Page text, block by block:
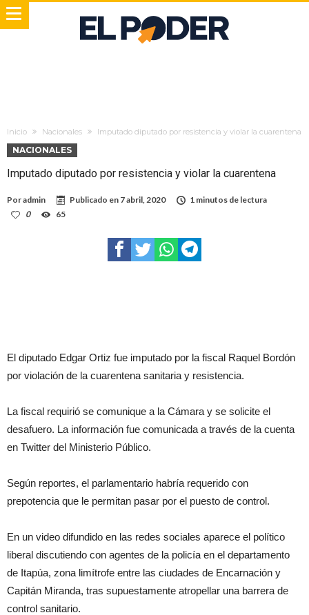
Inicio Nacionales Imputado diputado por resistencia y violar la cuarentena
NACIONALES
Imputado diputado por resistencia y violar la cuarentena
Poradmin Publicado en 7 abril, 2020
1 minutos de lectura
0
65
El diputado Edgar Ortiz fue imputado por la fiscal Raquel Bordón
por violación de la cuarentena sanitaria y resistencia.
La fiscal requirió se comunique a la Cámara y se solicite el
desafuero. La información fue comunicada a través de la cuenta
en Twitter del Ministerio Público.
Según reportes, el parlamentario habría requerido con
prepotencia que le permitan pasar por el puesto de control.
En un video difundido en las redes sociales aparece el político
liberal discutiendo con agentes de la policía en el departamento
de Itapúa, zona limítrofe entre las ciudades de Encarnación y
Capitán Miranda, tras supuestamente atropellar una barrera de
control sanitario.